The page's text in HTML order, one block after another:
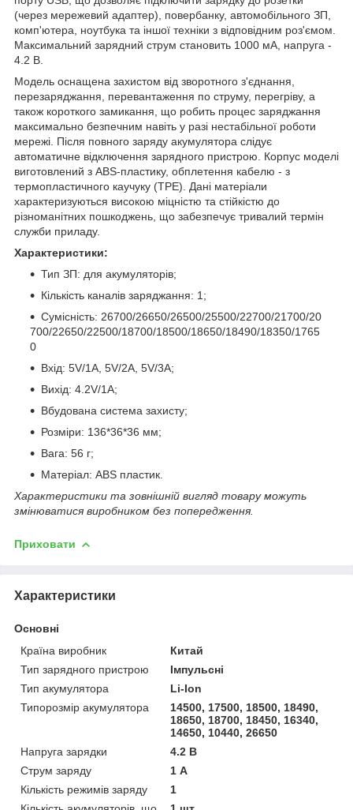
(через мережевий адаптер), повербанку, автомобільного ЗП,
комп'ютера, ноутбука та іншої техніки з відповідним роз'ємом.
Максимальний зарядний струм становить 1000 мА, напруга -
4.2 В.
Модель оснащена захистом від зворотного з'єднання,
перезаряджання, перевантаження по струму, перегріву, а
також короткого замикання, що робить процес заряджання
максимально безпечним навіть у разі нестабільної роботи
мережі. Після повного заряду акумулятора слідує
автоматичне відключення зарядного пристрою. Корпус моделі
виготовлений з ABS-пластику, обплетення кабелю - з
термопластичного каучуку (TPE). Дані матеріали
характеризуються високою міцністю та стійкістю до
різноманітних пошкоджень, що забезпечує тривалий термін
служби приладу.
Характеристики:
Тип ЗП: для акумуляторів;
Кількість каналів заряджання: 1;
Сумісність: 26700/26650/26500/25500/22700/21700/20
700/22650/22500/18700/18500/18650/18490/18350/1765
0
Вхід: 5V/1A, 5V/2A, 5V/3A;
Вихід: 4.2V/1A;
Вбудована система захисту;
Розміри: 136*36*36 мм;
Вага: 56 г;
Матеріал: ABS пластик.
Характеристики та зовнішній вигляд товару можуть
змінюватися виробником без попередження.
Приховати
Характеристики
Основні
Країна виробник
Китай
Тип зарядного пристрою
Імпульсні
Тип акумулятора
Li-Ion
Типорозмір акумулятора
14500, 17500, 18500, 18490,
18650, 18700, 18450, 16340,
14650, 10440, 26650
Напруга зарядки
4.2 В
Струм заряду
1 А
Кількість режимів заряду
1